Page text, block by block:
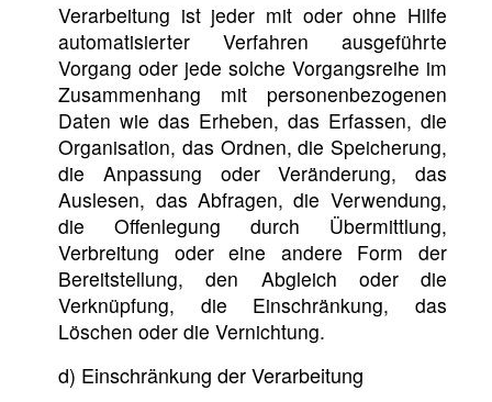
Verarbeitung ist jeder mit oder ohne Hilfe
automatisierter Verfahren ausgeführte
Vorgang oder jede solche Vorgangsreihe im
Zusammenhang mit personenbezogenen
Daten wie das Erheben, das Erfassen, die
Organisation, das Ordnen, die Speicherung,
die Anpassung oder Veränderung, das
Auslesen, das Abfragen, die Verwendung,
die Offenlegung durch Übermittlung,
Verbreitung oder eine andere Form der
Bereitstellung, den Abgleich oder die
Verknüpfung, die Einschränkung, das
Löschen oder die Vernichtung.
d) Einschränkung der Verarbeitung